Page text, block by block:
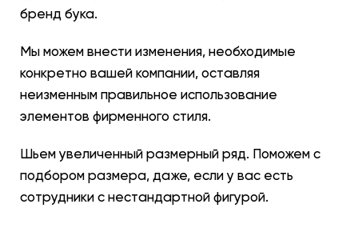
бренд бука.
Мы можем внести изменения, необходимые
конкретно вашей компании, оставляя
неизменным правильное использование
элементов фирменного стиля.
Шьем увеличенный размерный ряд. Поможем с
подбором размера, даже, если у вас есть
сотрудники с нестандартной фигурой.